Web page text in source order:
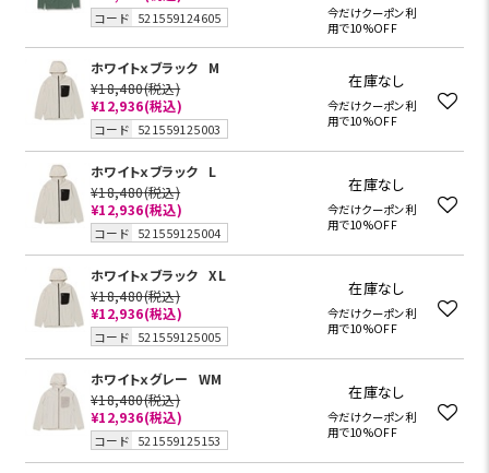
コード 521559124605
今だけクーポン利
用で10%OFF
ホワイトｘブラック
M
¥18,480(税込)
¥12,936(税込)
コード 521559125003
在庫なし
今だけクーポン利
用で10%OFF
ホワイトｘブラック
L
¥18,480(税込)
¥12,936(税込)
コード 521559125004
在庫なし
今だけクーポン利
用で10%OFF
ホワイトｘブラック
XL
¥18,480(税込)
¥12,936(税込)
コード 521559125005
在庫なし
今だけクーポン利
用で10%OFF
ホワイトｘグレー
WM
¥18,480(税込)
¥12,936(税込)
コード 521559125153
在庫なし
今だけクーポン利
用で10%OFF